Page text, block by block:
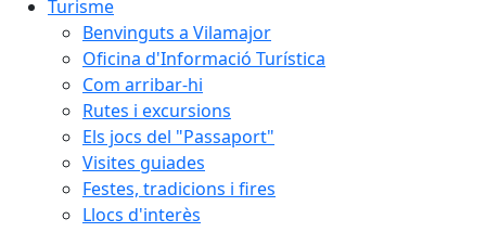
Turisme
Benvinguts a Vilamajor
Oficina d'Informació Turística
Com arribar-hi
Rutes i excursions
Els jocs del "Passaport"
Visites guiades
Festes, tradicions i fires
Llocs d'interès